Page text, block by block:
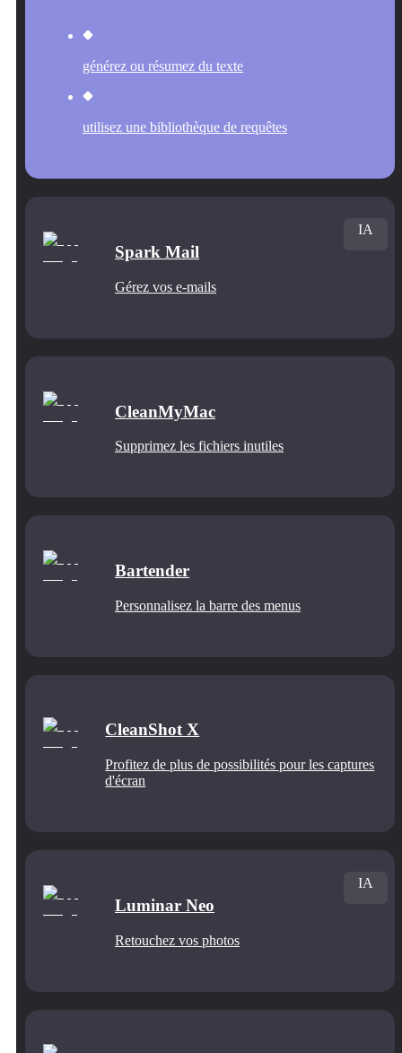
générez ou résumez du texte
utilisez une bibliothèque de requêtes
Spark Mail
Gérez vos e-mails
IA
CleanMyMac
Supprimez les fichiers inutiles
Bartender
Personnalisez la barre des menus
CleanShot X
Profitez de plus de possibilités pour les captures
d'écran
Luminar Neo
Retouchez vos photos
IA